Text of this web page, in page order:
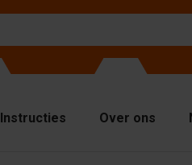
Instructies Over ons